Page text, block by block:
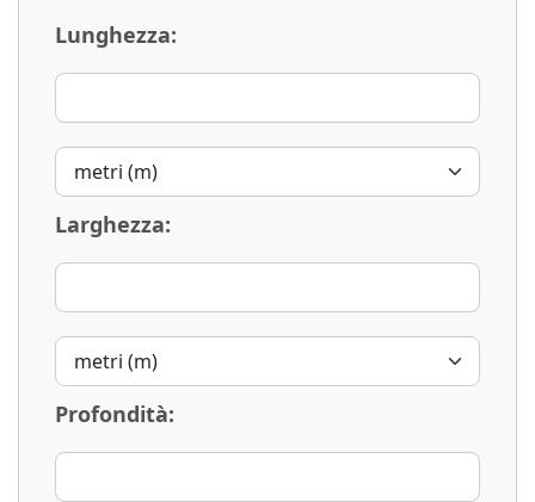
Lunghezza:
Larghezza:
Profondità: